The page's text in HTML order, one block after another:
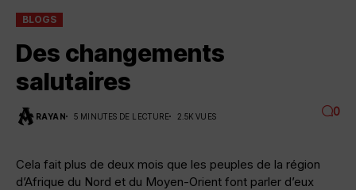
BLOGS
Des changements
salutaires
RAYAN 5 MINUTES DE LECTURE 2.5K VUES 0
Cela fait plus de deux mois que les peuples de la région
d’Afrique du Nord et du Moyen-Orient font parler d’eux